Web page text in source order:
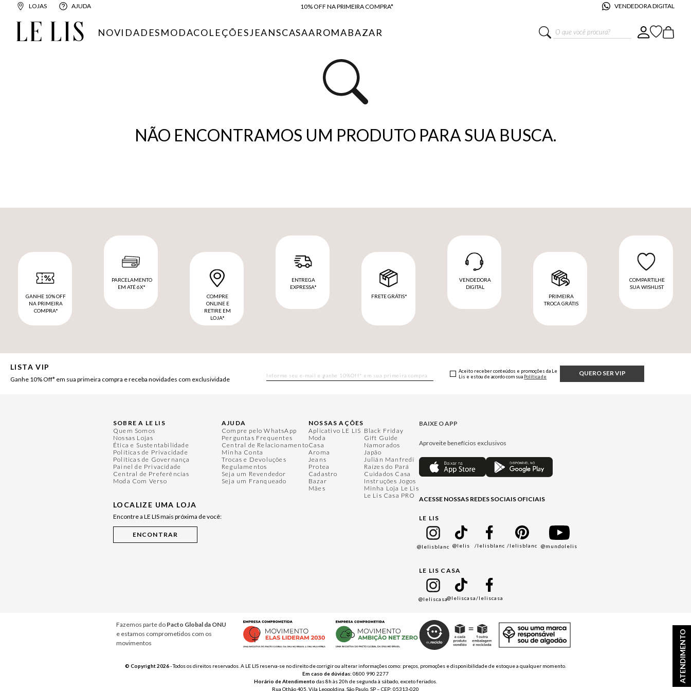
LOJAS AJUDA
10% OFF NA PRIMEIRA COMPRA*
ENTREGA EXPRESSA*
BAIXE O APP
10% OFF NA PRIMEIRA COMPRA*
VENDEDORA DIGITAL
ATENDIMENTO
NOVIDADESMODACOLEÇÕESJEANSCASAAROMABAZAR
O que você procura?
NÃO ENCONTRAMOS UM PRODUTO PARA SUA BUSCA.
GANHE 10% OFF
NA PRIMEIRA
COMPRA*
PARCELAMENTO
EM ATÉ 6X*
COMPRE
ONLINE E
RETIRE EM
LOJA*
ENTREGA
EXPRESSA*
FRETE GRÁTIS*
VENDEDORA
DIGITAL
PRIMEIRA
TROCA GRÁTIS
COMPARTILHE
SUA WISHLIST
LISTA VIP
Ganhe 10% Off* em sua primeira compra e receba novidades com exclusividade
QUERO SER VIP
Aceito receber conteúdos e promoções da Le
Lis e estou de acordo com sua Política de
SOBRE A LE LIS
Quem Somos
Nossas Lojas
Ética e Sustentabilidade
Políticas de Privacidade
Políticas de Governança
Painel de Privacidade
Central de Preferências
Moda Com Verso
LOCALIZE UMA LOJA
Encontre a LE LIS mais próxima de você:
AJUDA
Compre pelo WhatsApp
Perguntas Frequentes
Central de Relacionamento
Minha Conta
Trocas e Devoluções
Regulamentos
Seja um Revendedor
Seja um Franqueado
NOSSAS AÇÕES
Aplicativo LE LIS
Moda
Casa
Aroma
Jeans
Protea
Cadastro
Bazar
Mães
Black Friday
Gift Guide
Namorados
Japão
Julián Manfredi
Raízes do Pará
Cuidados Casa
Instruções Jogos
Minha Loja Le Lis
Le Lis Casa PRO
BAIXE O APP
Aproveite benefícios exclusivos
ACESSE NOSSAS REDES SOCIAIS OFICIAIS
LE LIS
@lelisblanc @lelis /lelisblanc /lelisblanc @mundolelis
LE LIS CASA
@leliscasa@leliscasa/leliscasa
Fazemos parte do Pacto Global da ONU
e estamos comprometidos com os
movimentos
© Copyright 2026- Todos os direitos reservados. A LE LIS reserva-se no direito de corrigir ou alterar informações como: preços, promoções e disponibilidade de estoque a qualquer momento.
Em caso de dúvidas: 0800 990 2277
Horário de Atendimento das 8h às 20h de segunda à sábado, exceto feriados.
Rua Othão 405, Vila Leopoldina, São Paulo, SP – CEP: 05313-020